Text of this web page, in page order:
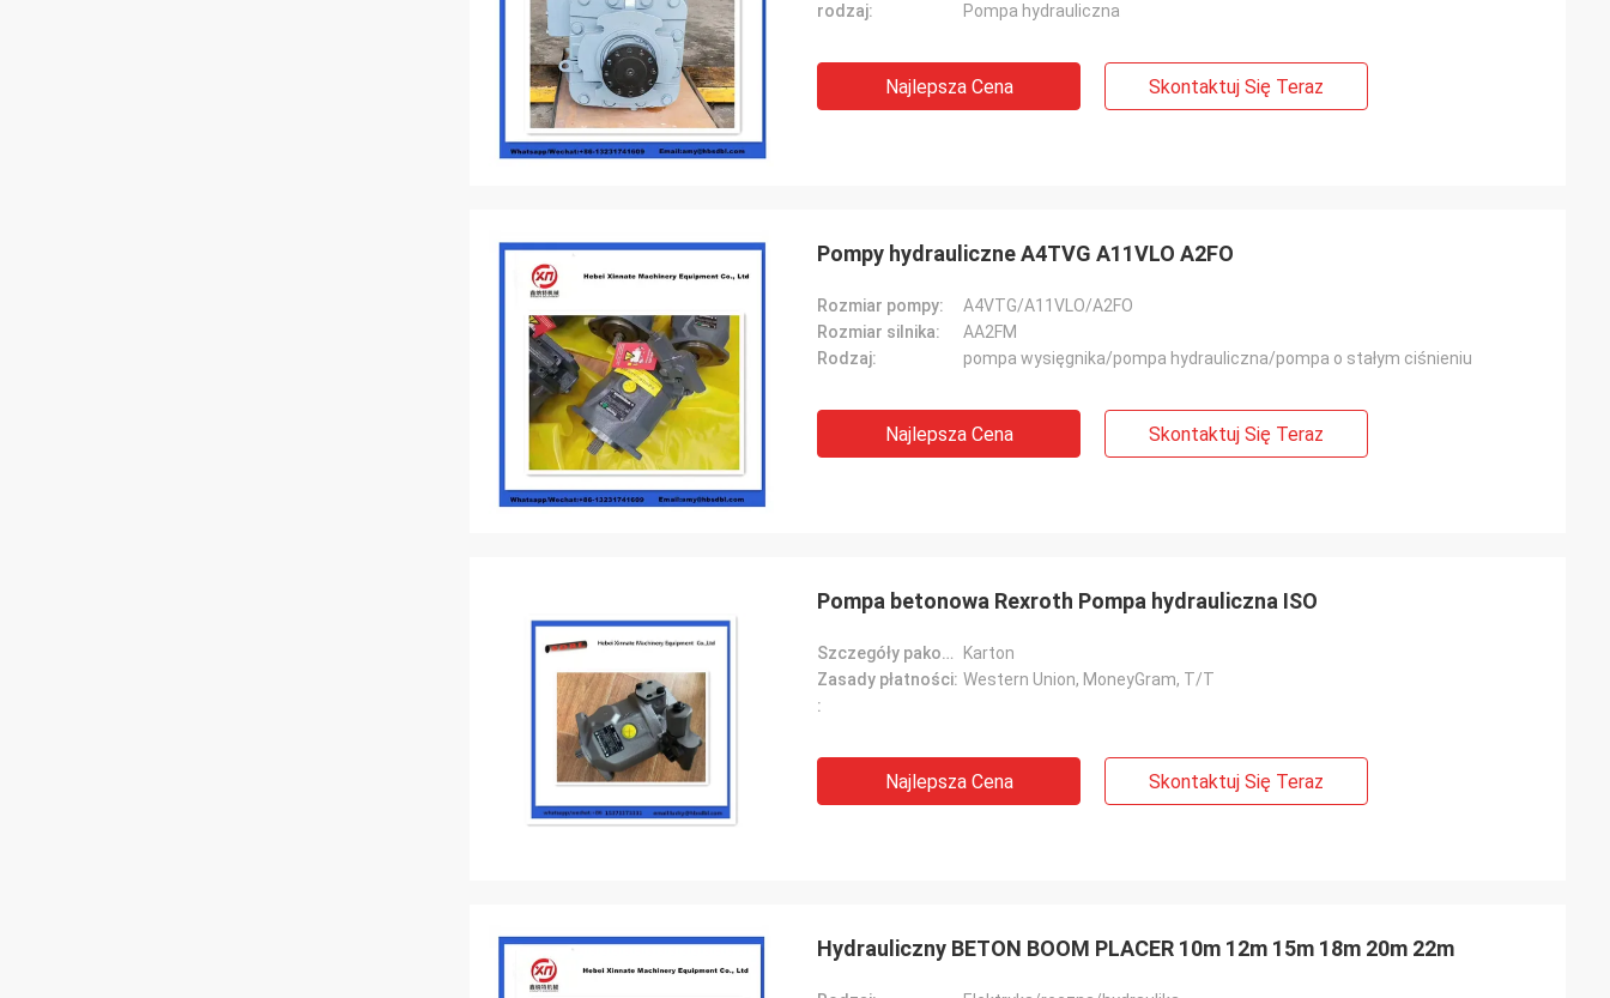
rodzaj:
Pompa hydrauliczna
Najlepsza Cena Skontaktuj Się Teraz
Pompy hydrauliczne A4TVG A11VLO A2FO
Rozmiar pompy:
A4VTG/A11VLO/A2FO
Rozmiar silnika:
AA2FM
Rodzaj:
pompa wysięgnika/pompa hydrauliczna/pompa o stałym ciśnieniu
Najlepsza Cena Skontaktuj Się Teraz
Pompa betonowa Rexroth Pompa hydrauliczna ISO
Szczegóły pakowania:
Karton
Zasady płatności: Western Union, MoneyGram, T/T
:
Najlepsza Cena Skontaktuj Się Teraz
Hydrauliczny BETON BOOM PLACER 10m 12m 15m 18m 20m 22m